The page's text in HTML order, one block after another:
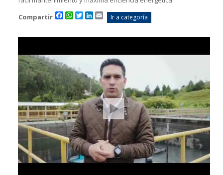
Compartir
Facebook
WhatsApp
TwitterLinkedIn
Email
Ir a categoría